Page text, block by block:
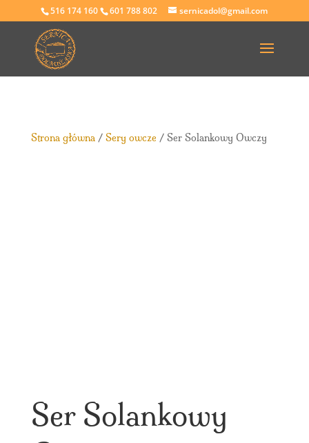
516 174 160 601 788 802 sernicadol@gmail.com
Strona główna/ Sery owcze / Ser Solankowy Owczy
Ser Solankowy